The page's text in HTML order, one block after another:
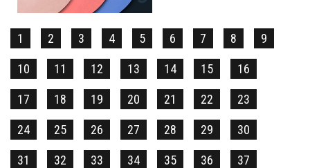
1 2 3 4 5 6 7 8 9
10 11 12 13 14 15 16
17 18 19 20 21 22 23
24 25 26 27 28 29 30
31 32 33 34 35 36 37